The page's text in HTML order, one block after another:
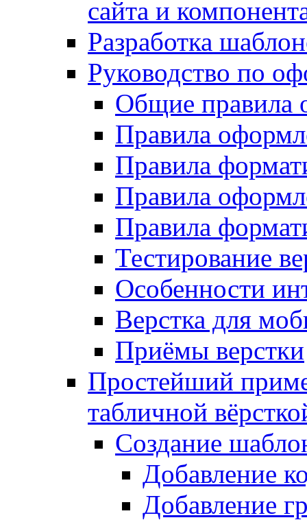
сайта и
Разработка
Руководство по
Общие правила
Правила
Правила
Правила
Правила
Тестирование
Особенности
Верстка для
Приёмы верстки
Простейший
табличной
Создание
Добавление
Добавление